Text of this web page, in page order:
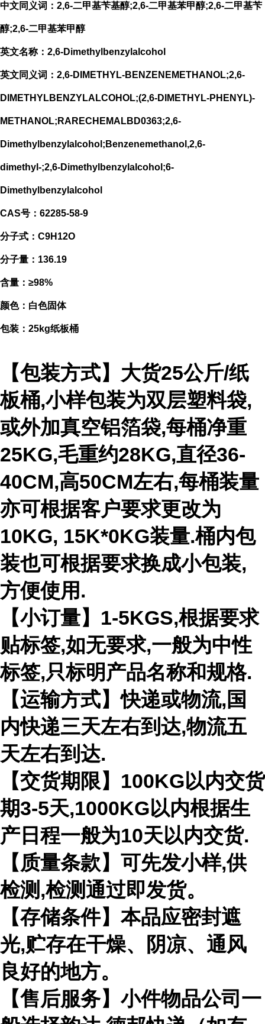
中文同义词：2,6-二甲基苄基醇;2,6-二甲基苯甲醇;2,6-二甲基苄
醇;2,6-二甲基苯甲醇
英文名称：2,6-Dimethylbenzylalcohol
英文同义词：2,6-DIMETHYL-BENZENEMETHANOL;2,6-
DIMETHYLBENZYLALCOHOL;(2,6-DIMETHYL-PHENYL)-
METHANOL;RARECHEMALBD0363;2,6-
Dimethylbenzylalcohol;Benzenemethanol,2,6-
dimethyl-;2,6-Dimethylbenzylalcohol;6-
Dimethylbenzylalcohol
CAS号：62285-58-9
分子式：C9H12O
分子量：136.19
含量：≥98%
颜色：白色固体
包装：25kg纸板桶
【包装方式】大货25公斤/纸
板桶,小样包装为双层塑料袋,
或外加真空铝箔袋,每桶净重
25KG,毛重约28KG,直径36-
40CM,高50CM左右,每桶装量
亦可根据客户要求更改为
10KG, 15K*0KG装量.桶内包
装也可根据要求换成小包装,
方便使用.
【小订量】1-5KGS,根据要求
贴标签,如无要求,一般为中性
标签,只标明产品名称和规格.
【运输方式】快递或物流,国
内快递三天左右到达,物流五
天左右到达.
【交货期限】100KG以内交货
期3-5天,1000KG以内根据生
产日程一般为10天以内交货.
【质量条款】可先发小样,供
检测,检测通过即发货。
【存储条件】本品应密封遮
光,贮存在干燥、阴凉、通风
良好的地方。
【售后服务】小件物品公司一